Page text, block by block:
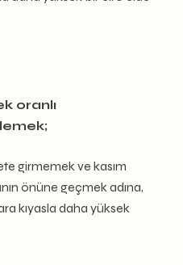
oranlı
girmemek ve kasım
önüne geçmek adına,
kıyasla daha yüksek